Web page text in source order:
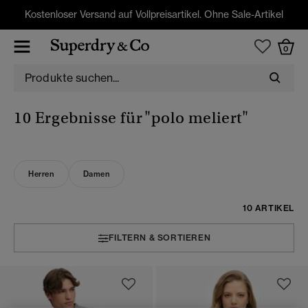
Kostenloser Versand auf Vollpreisartikel. Ohne Sale-Artikel
0
10 Ergebnisse für"polo meliert"
Herren Damen
10 ARTIKEL
FILTERN & SORTIEREN